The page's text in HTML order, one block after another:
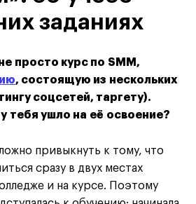
заданиях
просто курс по SMM,
, состоящую из нескольких
соцсетей, таргету).
тебя ушло на её освоение?
привыкнуть к тому, что
сразу в двух местах
и на курсе. Поэтому